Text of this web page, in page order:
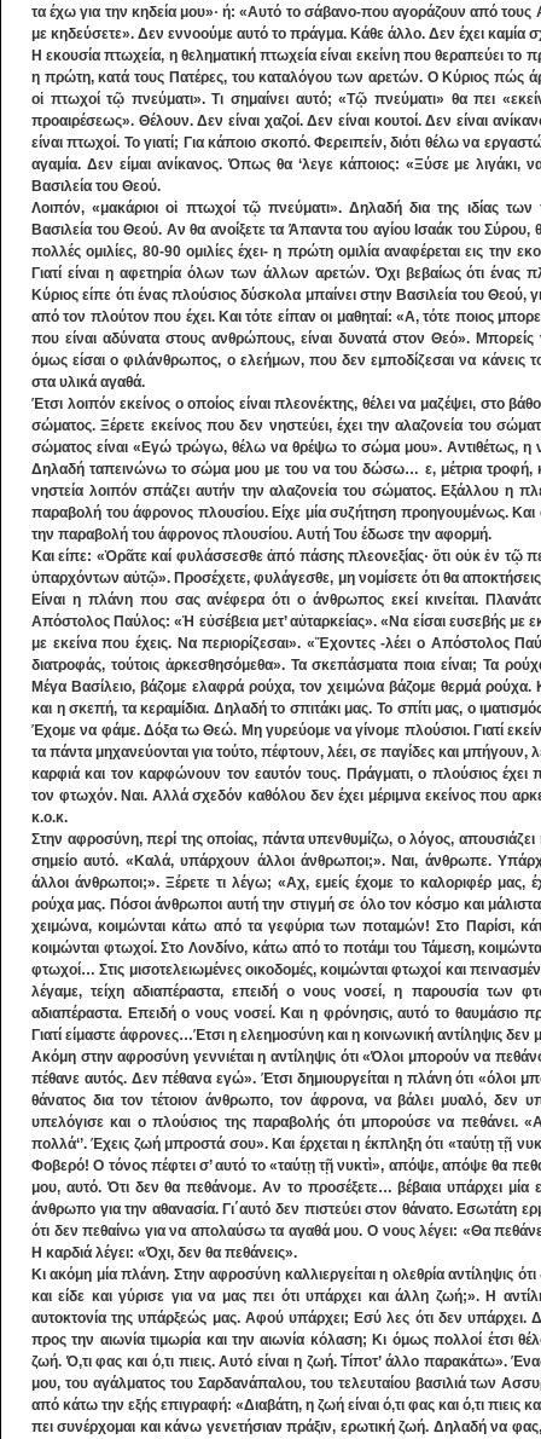
τα έχω για την κηδεία μου»· ή: «Αυτό το σάβανο-που αγοράζουν από τους
με κηδεύσετε». Δεν εννοούμε αυτό το πράγμα. Κάθε άλλο. Δεν έχει καμία
Η εκουσία πτωχεία, η θεληματική πτωχεία είναι εκείνη που θεραπεύει το
η πρώτη, κατά τους Πατέρες, του καταλόγου των αρετών. Ο Κύριος πώς
οἱ πτωχοί τῷ πνεύματι». Τι σημαίνει αυτό; «Τῷ πνεύματι» θα πει
προαιρέσεως». Θέλουν. Δεν είναι χαζοί. Δεν είναι κουτοί. Δεν είναι
είναι πτωχοί. Το γιατί; Για κάποιο σκοπό. Φερειπείν, διότι θέλω να
αγαμία. Δεν είμαι ανίκανος. Όπως θα ‘λεγε κάποιος: «Ξύσε με λιγάκι,
Βασιλεία του Θεού.
Λοιπόν, «μακάριοι οἱ πτωχοί τῷ πνεύματι». Δηλαδή δια της ιδίας των
Βασιλεία του Θεού. Αν θα ανοίξετε τα Άπαντα του αγίου Ισαάκ του Σύρου,
πολλές ομιλίες, 80-90 ομιλίες έχει- η πρώτη ομιλία αναφέρεται εις την
Γιατί είναι η αφετηρία όλων των άλλων αρετών. Όχι βεβαίως ότι ένας
Κύριος είπε ότι ένας πλούσιος δύσκολα μπαίνει στην Βασιλεία του Θεού,
από τον πλούτον που έχει. Και τότε είπαν οι μαθηταί: «Α, τότε ποιος
που είναι αδύνατα στους ανθρώπους, είναι δυνατά στον Θεό».
όμως είσαι ο φιλάνθρωπος, ο ελεήμων, που δεν εμποδίζεσαι να κάνεις
στα υλικά αγαθά.
Έτσι λοιπόν εκείνος ο οποίος είναι πλεονέκτης, θέλει να μαζέψει, στο
σώματος. Ξέρετε εκείνος που δεν νηστεύει, έχει την αλαζονεία του
σώματος είναι «Εγώ τρώγω, θέλω να θρέψω το σώμα μου». Αντιθέτως, η
Δηλαδή ταπεινώνω το σώμα μου με του να του δώσω… ε, μέτρια τροφή,
νηστεία λοιπόν σπάζει αυτήν την αλαζονεία του σώματος. Εξάλλου η
παραβολή του άφρονος πλουσίου. Είχε μία συζήτηση προηγουμένως. Και
την παραβολή του άφρονος πλουσίου. Αυτή Του έδωσε την αφορμή.
Και είπε: «Ὁρᾶτε καί φυλάσσεσθε ἀπό πάσης πλεονεξίας· ὅτι οὐκ ἐν τῷ
ὑπαρχόντων αὐτῷ». Προσέχετε, φυλάγεσθε, μη νομίσετε ότι θα
Είναι η πλάνη που σας ανέφερα ότι ο άνθρωπος εκεί κινείται.
Απόστολος Παύλος: «Ἡ εὐσέβεια μετ’ αὐταρκείας». «Να είσαι ευσεβής με
με εκείνα που έχεις. Να περιορίζεσαι». «Ἔχοντες -λέει ο Απόστολος
διατροφάς, τούτοις ἀρκεσθησόμεθα». Τα σκεπάσματα ποια είναι; Τα
Μέγα Βασίλειο, βάζομε ελαφρά ρούχα, τον χειμώνα βάζομε θερμά ρούχα.
και η σκεπή, τα κεραμίδια. Δηλαδή το σπιτάκι μας. Το σπίτι μας, ο
Έχομε να φάμε. Δόξα τω Θεώ. Μη γυρεύομε να γίνομε πλούσιοι. Γιατί
τα πάντα μηχανεύονται για τούτο, πέφτουν, λέει, σε παγίδες και
καρφιά και τον καρφώνουν τον εαυτόν τους. Πράγματι, ο πλούσιος
τον φτωχόν. Ναι. Αλλά σχεδόν καθόλου δεν έχει μέριμνα εκείνος που
κ.ο.κ.
Στην αφροσύνη, περί της οποίας, πάντα υπενθυμίζω, ο λόγος, απουσιάζει
σημείο αυτό. «Καλά, υπάρχουν άλλοι άνθρωποι;». Ναι, άνθρωπε.
άλλοι άνθρωποι;». Ξέρετε τι λέγω; «Αχ, εμείς έχομε το καλοριφέρ μας,
ρούχα μας. Πόσοι άνθρωποι αυτή την στιγμή σε όλο τον κόσμο και
χειμώνα, κοιμώνται κάτω από τα γεφύρια των ποταμών! Στο Παρίσι,
κοιμώνται φτωχοί. Στο Λονδίνο, κάτω από το ποτάμι του Τάμεση,
φτωχοί… Στις μισοτελειωμένες οικοδομές, κοιμώνται φτωχοί και
λέγαμε, τείχη αδιαπέραστα, επειδή ο νους νοσεί, η παρουσία των
αδιαπέραστα. Επειδή ο νους νοσεί. Και η φρόνησις, αυτό το θαυμάσιο
Γιατί είμαστε άφρονες…Έτσι η ελεημοσύνη και η κοινωνική αντίληψις
Ακόμη στην αφροσύνη γεννιέται η αντίληψις ότι «Όλοι μπορούν να
πέθανε αυτός. Δεν πέθανα εγώ». Έτσι δημιουργείται η πλάνη ότι «όλοι
θάνατος δια τον τέτοιον άνθρωπο, τον άφρονα, να βάλει μυαλό, δεν
υπελόγισε και ο πλούσιος της παραβολής ότι μπορούσε να πεθάνει.
πολλά‘’. Έχεις ζωή μπροστά σου». Και έρχεται η έκπληξη ότι «ταύτῃ τῇ
Φοβερό! Ο τόνος πέφτει σ’ αυτό το «ταύτῃ τῇ νυκτὶ», απόψε, απόψε θα
μου, αυτό. Ότι δεν θα πεθάνομε. Αν το προσέξετε… βέβαια υπάρχει μία
άνθρωπο για την αθανασία. Γι΄αυτό δεν πιστεύει στον θάνατο. Εσωτάτη
ότι δεν πεθαίνω για να απολαύσω τα αγαθά μου. Ο νους λέγει: «Θα
Η καρδιά λέγει: «Όχι, δεν θα πεθάνεις».
Κι ακόμη μία πλάνη. Στην αφροσύνη καλλιεργείται η ολεθρία αντίληψις
και είδε και γύρισε για να μας πει ότι υπάρχει και άλλη ζωή;». Η
αυτοκτονία της υπάρξεώς μας. Αφού υπάρχει; Εσύ λες ότι δεν υπάρχει.
προς την αιωνία τιμωρία και την αιωνία κόλαση; Κι όμως πολλοί έτσι
ζωή. Ό,τι φας και ό,τι πιεις. Αυτό είναι η ζωή. Τίποτ’ άλλο παρακάτω».
μου, του αγάλματος του Σαρδανάπαλου, του τελευταίου βασιλιά των
από κάτω την εξής επιγραφή: «Διαβάτη, η ζωή είναι ό,τι φας και ό,τι πιεις
πει συνέρχομαι και κάνω γενετήσιαν πράξιν, ερωτική ζωή. Δηλαδή να